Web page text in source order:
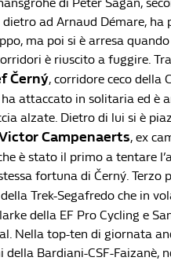
ad Arnaud Démare, ha
ma poi si è arresa
è riuscito a fuggire.
Černý, corridore ceco della
ha attaccato in solitaria ed è
alzate. Dietro di lui si è
Campenaerts, ex
è stato il primo a tentare
fortuna di Černý. Terzo
della Trek-Segafredo che in
della EF Pro Cycling e
Nella top-ten di giornata
Bardiani-CSF-Faizanè,